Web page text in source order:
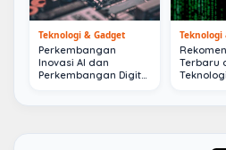
Teknologi & Gadget
Perkembangan
Inovasi AI dan
Perkembangan Digital
Teknologi
Terbaru